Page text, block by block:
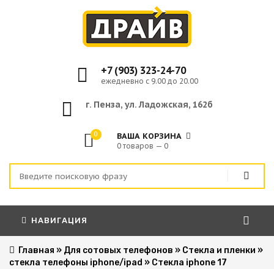
+7 (903) 323-24-70
ежедневно с 9.00 до 20.00
г. Пенза, ул. Ладожская, 162б
0 ВАША КОРЗИНА
0 товаров — 0
НАВИГАЦИЯ
Главная » Для сотовых телефонов » Стекла и пленки »
стекла телефоны iphone/ipad » Стекла iphone 17